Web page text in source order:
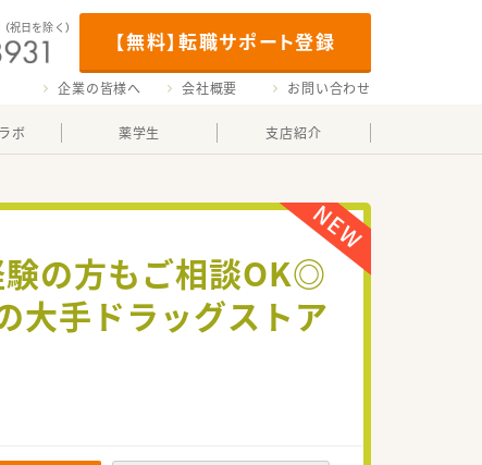
【無料】転職サポート登録
（祝日を除く）
企業の皆様へ 会社概要 お問い合わせ
ボ 薬学生 支店紹介
の方もご相談OK◎
大手ドラッグストア